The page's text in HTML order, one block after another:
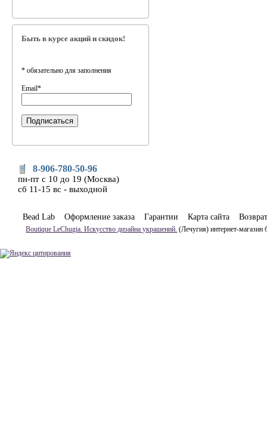
Быть в курсе акций и скидок!
* обязательно для заполнения
Email*
8-906-780-50-96
пн-пт с 10 до 19 (Москва)
сб 11-15 вс - выходной
Bead Lab Оформление заказа Гарантии Карта сайта Возврат
Boutique LeChugia. Искусство дизайна украшений. (Лечугия) интернет-